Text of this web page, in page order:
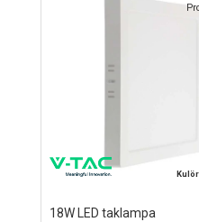
18W LED taklampa